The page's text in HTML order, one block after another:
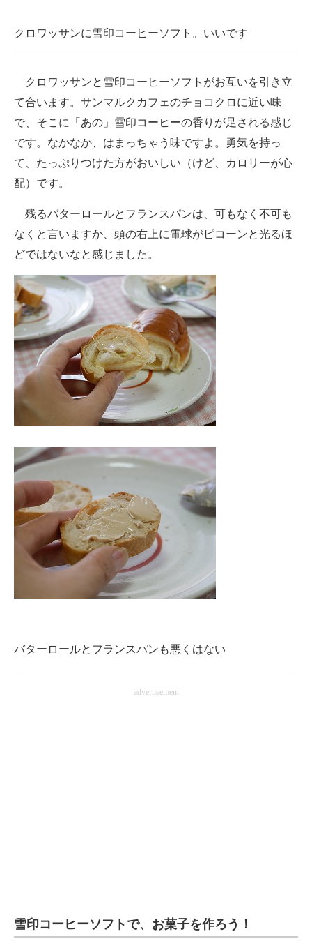
クロワッサンに雪印コーヒーソフト。いいです
クロワッサンと雪印コーヒーソフトがお互いを引き立
て合います。サンマルクカフェのチョコクロに近い味
で、そこに「あの」雪印コーヒーの香りが足される感じ
です。なかなか、はまっちゃう味ですよ。勇気を持っ
て、たっぷりつけた方がおいしい（けど、カロリーが心
配）です。
残るバターロールとフランスパンは、可もなく不可も
なくと言いますか、頭の右上に電球がピコーンと光るほ
どではないなと感じました。
バターロールとフランスパンも悪くはない
advertisement
雪印コーヒーソフトで、お菓子を作ろう！